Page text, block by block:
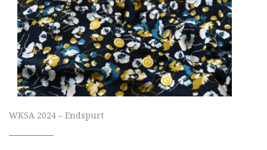
WKSA 2024 – Endspurt